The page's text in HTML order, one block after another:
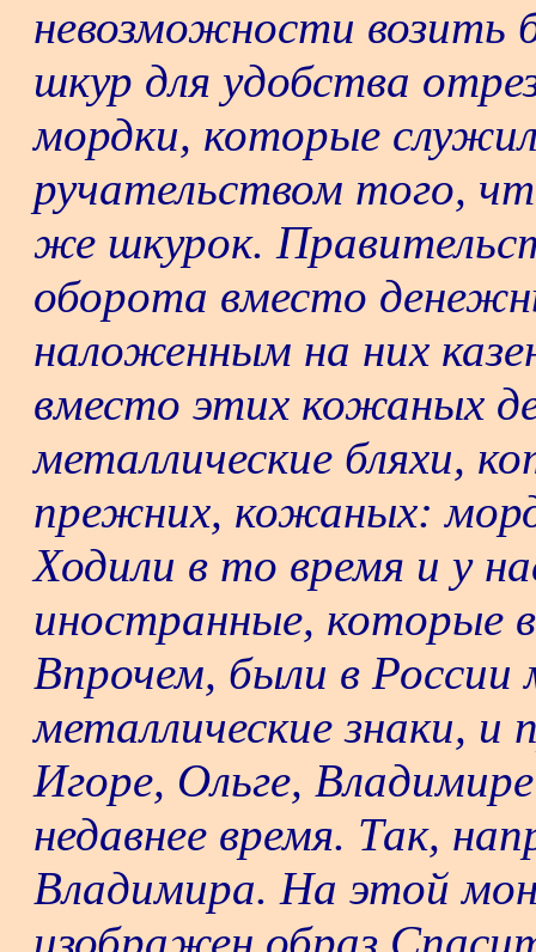
невозможности возить
шкур для удобства
мордки, которые
ручательством того,
же шкурок.
оборота вместо
наложенным на них
вместо этих кожаных
металлические бляхи,
прежних, кожаных:
Ходили в то время и у
иностранные, которые
Впрочем, были в России
металлические знаки, и
Игоре, Ольге,
недавнее время. Так,
Владимира. На этой